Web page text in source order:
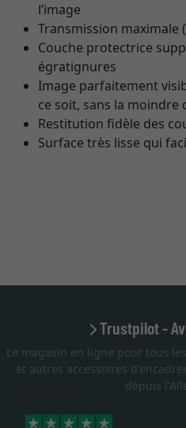
l’image
Transmission maximale
Couche protectrice
égratignures
Image parfaitement
ce soit, sans la
Restitution fidèle des
Surface très lisse qui
Trustpilot -
Le magasin en ligne pour tous
et autres accessoires
depuis